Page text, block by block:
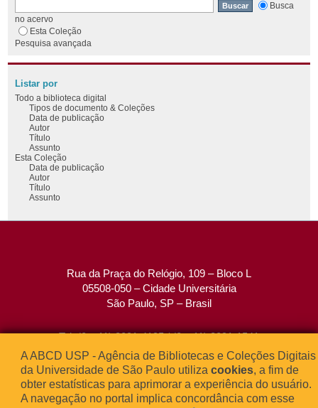
Busca
no acervo
Esta Coleção
Pesquisa avançada
Listar por
Todo a biblioteca digital
Tipos de documento & Coleções
Data de publicação
Autor
Título
Assunto
Esta Coleção
Data de publicação
Autor
Título
Assunto
Rua da Praça do Relógio, 109 – Bloco L
05508-050 – Cidade Universitária
São Paulo, SP – Brasil
Tel: (0xx11) 3091-4195 / (0xx11) 3091-1541
Fax: (0xx11) 3091-1567
E-mail:atendimento@abcd.usp.br
A ABCD USP - Agência de Bibliotecas e Coleções Digitais
da Universidade de São Paulo utiliza cookies, a fim de
obter estatísticas para aprimorar a experiência do usuário.
A navegação no portal implica concordância com esse